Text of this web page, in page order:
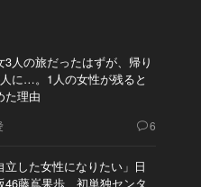
3人の旅だったはずが、帰り
に…。1人の女性が残ると
た理由
6
立した女性になりたい」日
46藤嶌果歩、初単独センタ